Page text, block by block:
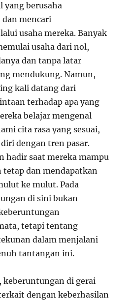
yang berusaha
mencari
usaha mereka. Banyak
usaha dari nol,
dan tanpa latar
mendukung. Namun,
kali datang dari
terhadap apa yang
belajar mengenal
cita rasa yang sesuai,
dengan tren pasar.
hadir saat mereka mampu
tetap dan mendapatkan
ke mulut. Pada
di sini bukan
tetapi tentang
dalam menjalani
tantangan ini.
keberuntungan di gerai
dengan keberhasilan